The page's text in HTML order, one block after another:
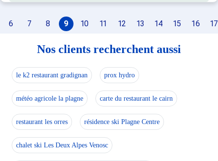
6 7 8 9 10 11 12 13 14 15 16 17
Nos clients recherchent aussi
le k2 restaurant gradignan prox hydro
météo agricole la plagne carte du restaurant le cairn
restaurant les orres résidence ski Plagne Centre
chalet ski Les Deux Alpes Venosc